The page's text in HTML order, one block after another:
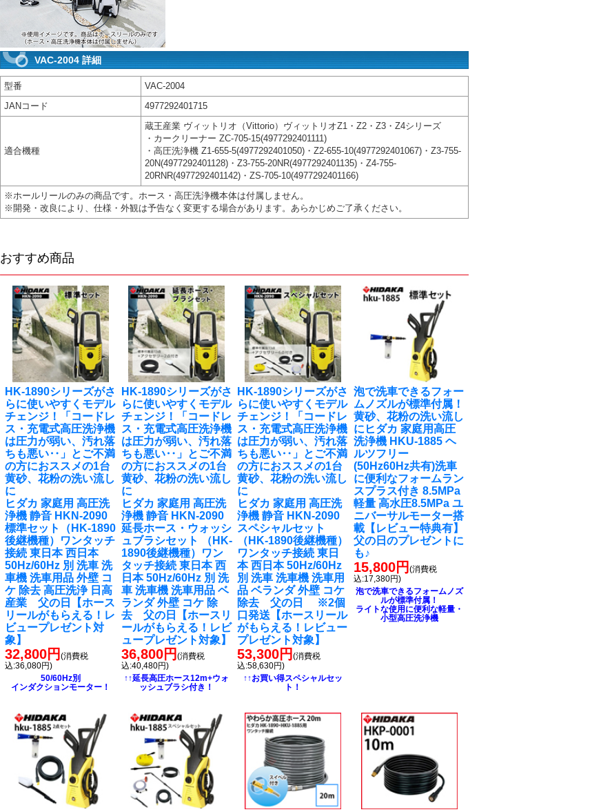
VAC-2004 詳細
型番
VAC-2004
JANコード
4977292401715
適合機種
蔵王産業 ヴィットリオ（Vittorio）ヴィットリオZ1・Z2・Z3・Z4シリーズ
・カークリーナー ZC-705-15(4977292401111)
・高圧洗浄機 Z1-655-5(4977292401050)・Z2-655-10(4977292401067)・Z3-755-
20N(4977292401128)・Z3-755-20NR(4977292401135)・Z4-755-
20RNR(4977292401142)・ZS-705-10(4977292401166)
※ホールリールのみの商品です。ホース・高圧洗浄機本体は付属しません。
※開発・改良により、仕様・外観は予告なく変更する場合があります。あらかじめご了承ください。
おすすめ商品
HK-1890シリーズがさ
らに使いやすくモデル
チェンジ！「コードレ
ス・充電式高圧洗浄機
は圧力が弱い、汚れ落
ちも悪い‥」とご不満
の方におススメの1台
黄砂、花粉の洗い流し
に
ヒダカ 家庭用 高圧洗
浄機 静音 HKN-2090
標準セット（HK-1890
後継機種）ワンタッチ
接続 東日本 西日本
50Hz/60Hz 別 洗車 洗
車機 洗車用品 外壁 コ
ケ 除去 高圧洗浄 日高
産業 父の日【ホース
リールがもらえる！レ
ビュープレゼント対
象】
32,800円(消費税
込:36,080円)
50/60Hz別
インダクションモーター！
HK-1890シリーズがさ
らに使いやすくモデル
チェンジ！「コードレ
ス・充電式高圧洗浄機
は圧力が弱い、汚れ落
ちも悪い‥」とご不満
の方におススメの1台
黄砂、花粉の洗い流し
に
ヒダカ 家庭用 高圧洗
浄機 静音 HKN-2090
延長ホース・ウォッシ
ュブラシセット （HK-
1890後継機種）ワン
タッチ接続 東日本 西
日本 50Hz/60Hz 別 洗
車 洗車機 洗車用品 ベ
ランダ 外壁 コケ 除
去 父の日【ホースリ
ールがもらえる！レビ
ュープレゼント対象】
36,800円 (消費税
込:40,480円)
↑↑延長高圧ホース12m+ウォ
ッシュブラシ付き！
HK-1890シリーズがさ
らに使いやすくモデル
チェンジ！「コードレ
ス・充電式高圧洗浄機
は圧力が弱い、汚れ落
ちも悪い‥」とご不満
の方におススメの1台
黄砂、花粉の洗い流し
に
ヒダカ 家庭用 高圧洗
浄機 静音 HKN-2090
スペシャルセット
（HK-1890後継機種）
ワンタッチ接続 東日
本 西日本 50Hz/60Hz
別 洗車 洗車機 洗車用
品 ベランダ 外壁 コケ
除去 父の日 ※2個
口発送【ホースリール
がもらえる！レビュー
プレゼント対象】
53,300円(消費税
込:58,630円)
↑↑お買い得スペシャルセッ
ト！
泡で洗車できるフォー
ムノズルが標準付属！
黄砂、花粉の洗い流し
に ヒダカ 家庭用高圧
洗浄機 HKU-1885 ヘ
ルツフリー
(50Hz60Hz共有)洗車
に便利なフォームラン
スプラス付き 8.5MPa
軽量 高水圧8.5MPa ユ
ニバーサルモーター搭
載【レビュー特典有】
父の日のプレゼントに
も♪
15,800円(消費税
込:17,380円)
泡で洗車できるフォームノズ
ルが標準付属！
ライトな使用に便利な軽量・
小型高圧洗浄機